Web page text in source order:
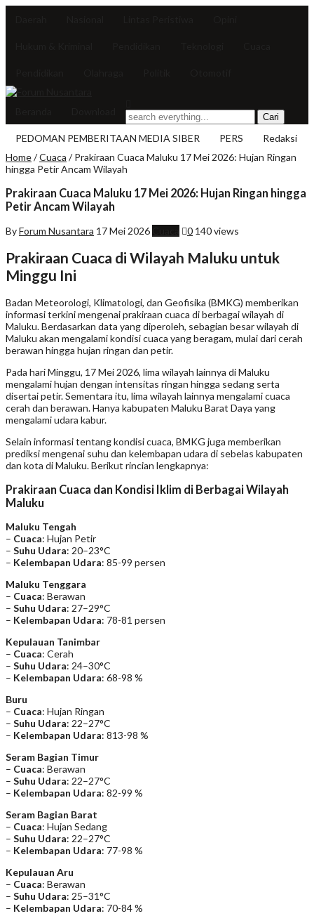
PEDOMAN PEMBERITAAN MEDIA SIBER PERS
Redaksi
Home/Cuaca /Prakiraan Cuaca Maluku 17 Mei 2026: Hujan Ringan
hingga Petir Ancam Wilayah
Prakiraan Cuaca Maluku 17 Mei 2026: Hujan Ringan hingga
Petir Ancam Wilayah
ByForum Nusantara 17 Mei 2026 0 140 views
Prakiraan Cuaca di Wilayah Maluku untuk
Minggu Ini
Badan Meteorologi, Klimatologi, dan Geofisika (BMKG) memberikan
informasi terkini mengenai prakiraan cuaca di berbagai wilayah di
Maluku. Berdasarkan data yang diperoleh, sebagian besar wilayah di
Maluku akan mengalami kondisi cuaca yang beragam, mulai dari cerah
berawan hingga hujan ringan dan petir.
Pada hari Minggu, 17 Mei 2026, lima wilayah lainnya di Maluku
mengalami hujan dengan intensitas ringan hingga sedang serta
disertai petir. Sementara itu, lima wilayah lainnya mengalami cuaca
cerah dan berawan. Hanya kabupaten Maluku Barat Daya yang
mengalami udara kabur.
Selain informasi tentang kondisi cuaca, BMKG juga memberikan
prediksi mengenai suhu dan kelembapan udara di sebelas kabupaten
dan kota di Maluku. Berikut rincian lengkapnya:
Prakiraan Cuaca dan Kondisi Iklim di Berbagai Wilayah
Maluku
Maluku Tengah
– Cuaca: Hujan Petir
– Suhu Udara: 20–23°C
– Kelembapan Udara: 85-99 persen
Maluku Tenggara
– Cuaca: Berawan
– Suhu Udara: 27–29°C
– Kelembapan Udara: 78-81 persen
Kepulauan Tanimbar
– Cuaca: Cerah
– Suhu Udara: 24–30°C
– Kelembapan Udara: 68-98 %
Buru
– Cuaca: Hujan Ringan
– Suhu Udara: 22–27°C
– Kelembapan Udara: 813-98 %
Seram Bagian Timur
– Cuaca: Berawan
– Suhu Udara: 22–27°C
– Kelembapan Udara: 82-99 %
Seram Bagian Barat
– Cuaca: Hujan Sedang
– Suhu Udara: 22–27°C
– Kelembapan Udara: 77-98 %
Kepulauan Aru
– Cuaca: Berawan
– Suhu Udara: 25–31°C
– Kelembapan Udara: 70-84 %